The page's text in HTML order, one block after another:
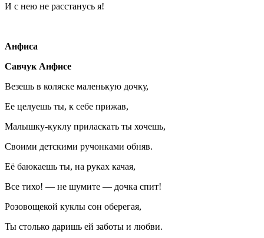
И с нею не расстанусь я!
Анфиса
Савчук Анфисе
Везешь в коляске маленькую дочку,
Ее целуешь ты, к себе прижав,
Малышку-куклу приласкать ты хочешь,
Своими детскими ручонками обняв.
Её баюкаешь ты, на руках качая,
Все тихо! — не шумите — дочка спит!
Розовощекой куклы сон оберегая,
Ты столько даришь ей заботы и любви.